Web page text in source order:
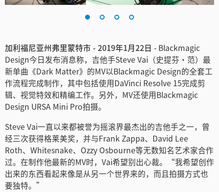
中国香港
India
Italy
Japan
Korea
Mexico
Malaysia
加利福尼亚州弗里蒙特市 - 2019年1月22日 - Blackmagic
Design今日发布消息称，吉他手Steve Vai（史提芬·范）最
新单曲《Dark Matter》的MV以Blackmagic Design的全套工
作流程完成制作，其中包括使用DaVinci Resolve 15完成剪
辑、视觉特效和精编工作。另外，MV还使用Blackmagic
Design URSA Mini Pro拍摄。
Steve Vai一直以来都被誉为摇滚界最杰出的吉他手之一，曾
经三次获得格莱美奖，并与Frank Zappa、David Lee
Roth、Whitesnake、Ozzy Osbourne等无数知名艺术家合作
过。在制作他最新的MV时，Vai希望别出心裁。“我希望创作
出来的东西看起来像是从另一个世界来的，而且拍摄方式也
要独特。”